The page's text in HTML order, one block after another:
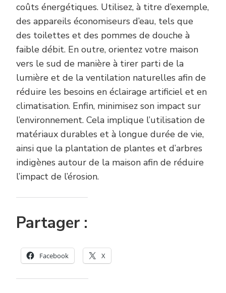
coûts énergétiques. Utilisez, à titre d’exemple,
des appareils économiseurs d’eau, tels que
des toilettes et des pommes de douche à
faible débit. En outre, orientez votre maison
vers le sud de manière à tirer parti de la
lumière et de la ventilation naturelles afin de
réduire les besoins en éclairage artificiel et en
climatisation. Enfin, minimisez son impact sur
l’environnement. Cela implique l’utilisation de
matériaux durables et à longue durée de vie,
ainsi que la plantation de plantes et d’arbres
indigènes autour de la maison afin de réduire
l’impact de l’érosion.
Partager :
Facebook X